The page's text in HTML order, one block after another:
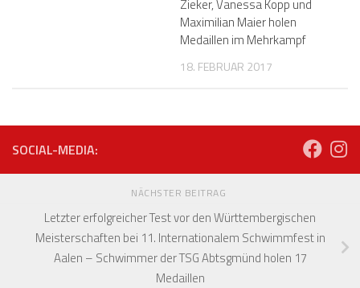
Zieker, Vanessa Kopp und
Maximilian Maier holen
Medaillen im Mehrkampf
18. FEBRUAR 2017
SOCIAL-MEDIA:
NÄCHSTER BEITRAG
Letzter erfolgreicher Test vor den Württembergischen
Meisterschaften bei 11. Internationalem Schwimmfest in
Aalen – Schwimmer der TSG Abtsgmünd holen 17
Medaillen